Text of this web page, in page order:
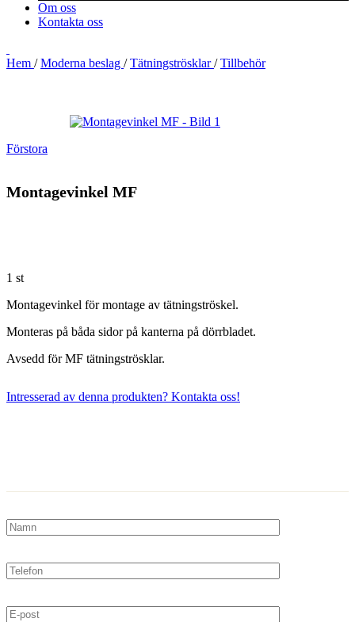
Om oss
Kontakta oss
Hem / Moderna beslag / Tätningströsklar/ Tillbehör
Förstora
Montagevinkel MF
1 st
Montagevinkel för montage av tätningströskel.
Monteras på båda sidor på kanterna på dörrbladet.
Avsedd för MF tätningströsklar.
Intresserad av denna produkten? Kontakta oss!